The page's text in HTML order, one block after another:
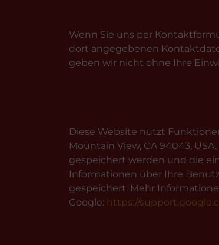
Wenn Sie uns per
dort angegebenen
geben wir nicht ohne Ihre
Diese Website nutzt
Mountain View, CA 94043,
gespeichert werden und die
Informationen über Ihre
gespeichert. Mehr
Google: https://